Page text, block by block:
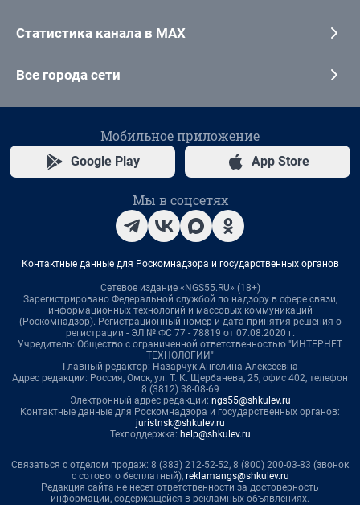
Статистика канала в MAX
Все города сети
Мобильное приложение
Google Play App Store
Мы в соцсетях
Контактные данные для Роскомнадзора и государственных органов
Сетевое издание «NGS55.RU» (18+)
Зарегистрировано Федеральной службой по надзору в сфере связи,
информационных технологий и массовых коммуникаций
(Роскомнадзор). Регистрационный номер и дата принятия решения о
регистрации - ЭЛ № ФС 77 - 78819 от 07.08.2020 г.
Учредитель: Общество с ограниченной ответственностью "ИНТЕРНЕТ
ТЕХНОЛОГИИ"
Главный редактор: Назарчук Ангелина Алексеевна
Адрес редакции: Россия, Омск, ул. Т. К. Щербанева, 25, офис 402, телефон
8 (3812) 38-08-69
Электронный адрес редакции: ngs55@shkulev.ru
Контактные данные для Роскомнадзора и государственных органов:
juristnsk@shkulev.ru
Техподдержка: help@shkulev.ru
Связаться с отделом продаж: 8 (383) 212-52-52, 8 (800) 200-03-83 (звонок
с сотового бесплатный), reklamangs@shkulev.ru
Редакция сайта не несет ответственности за достоверность
информации, содержащейся в рекламных объявлениях.